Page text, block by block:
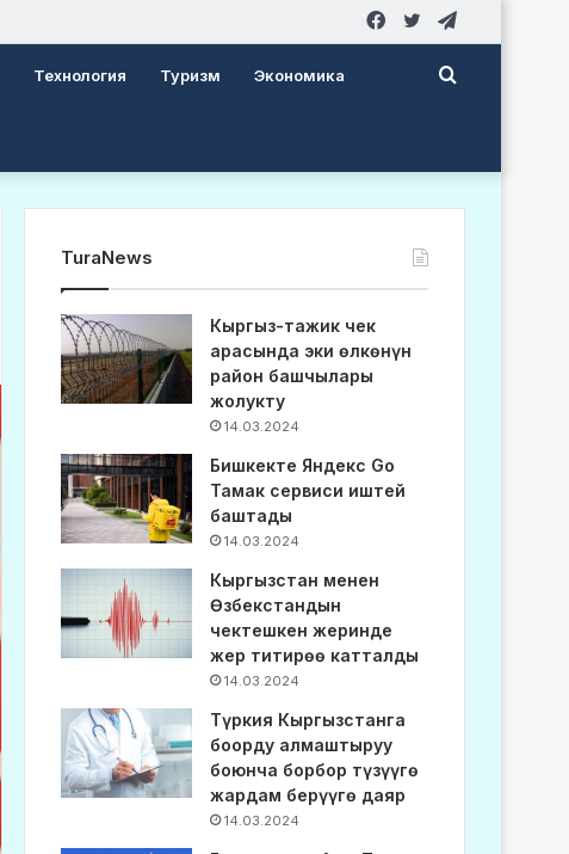
Twitter
Facebook
Технология Туризм Экономика Search
TuraNews
Кыргыз-тажик чек
арасында эки өлкөнүн
район башчылары
жолукту
14.03.2024
Бишкекте Яндекс Go
Тамак сервиси иштей
баштады
14.03.2024
Кыргызстан менен
Өзбекстандын
чектешкен жеринде
жер титирөө катталды
14.03.2024
Түркия Кыргызстанга
боорду алмаштыруу
боюнча борбор түзүүгө
жардам берүүгө даяр
14.03.2024